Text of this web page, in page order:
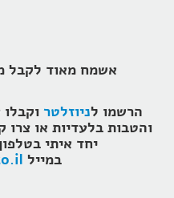
אשמח מאוד לקבל
הרשמו לניוזלטר
והטבות בלעדיות או
במייל